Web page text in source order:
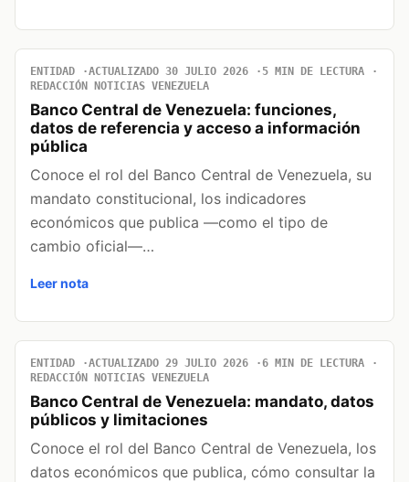
ENTIDAD ACTUALIZADO 30 JULIO 2026
5 MIN DE LECTURA
REDACCIÓN NOTICIAS VENEZUELA
Banco Central de Venezuela: funciones,
datos de referencia y acceso a información
pública
Conoce el rol del Banco Central de Venezuela, su
mandato constitucional, los indicadores
económicos que publica —como el tipo de
cambio oficial—…
Leer nota
ENTIDAD ACTUALIZADO 29 JULIO 2026
6 MIN DE LECTURA
REDACCIÓN NOTICIAS VENEZUELA
Banco Central de Venezuela: mandato, datos
públicos y limitaciones
Conoce el rol del Banco Central de Venezuela, los
datos económicos que publica, cómo consultar la